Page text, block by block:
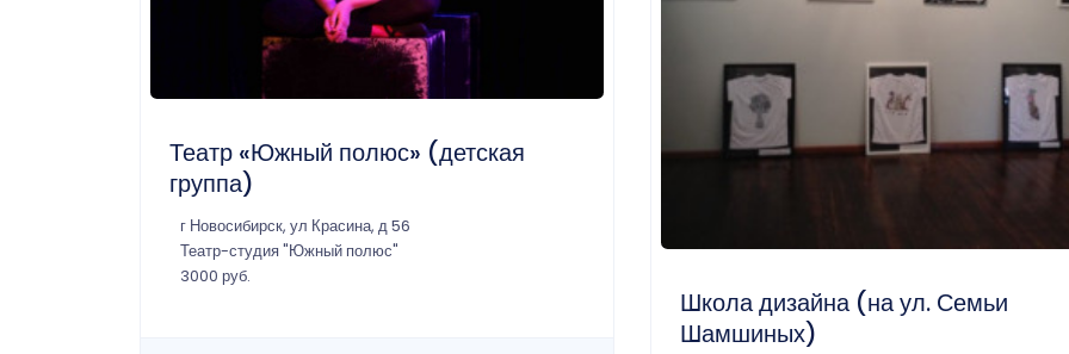
Театр «Южный полюс» (детская
группа)
г Новосибирск, ул Красина, д 56
Театр-студия "Южный полюс"
3000 руб.
Школа дизайна (на ул. Семьи
Шамшиных)